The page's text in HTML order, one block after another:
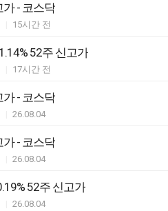
- 코스닥
15시간 전
52주 신고가
17시간 전
- 코스닥
26.08.04
- 코스닥
26.08.04
52주 신고가
26.08.04